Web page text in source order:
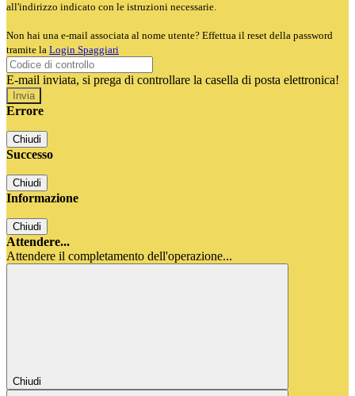
all'indirizzo indicato con le istruzioni necessarie.
Non hai una e-mail associata al nome utente? Effettua il reset della password
tramite la Login Spaggiari
E-mail inviata, si prega di controllare la casella di posta elettronica!
Errore
Chiudi
Successo
Chiudi
Informazione
Chiudi
Attendere...
Attendere il completamento dell'operazione...
Chiudi